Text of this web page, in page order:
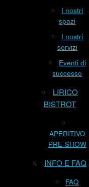
I nostri
spazi
I nostri
servizi
Eventi di
successo
LIRICO
BISTROT
APERITIVO
PRE-SHOW
INFO E FAQ
FAQ